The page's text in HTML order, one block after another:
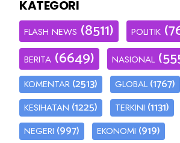
KATEGORI
FLASH NEWS (8511) POLITIK
BERITA (6649) NASIONAL
KOMENTAR (2513) GLOBAL (1767)
KESIHATAN (1225) TERKINI (1131)
NEGERI (997) EKONOMI (919)